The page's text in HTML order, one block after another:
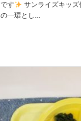
です
サンライズキッ
の一環とし...